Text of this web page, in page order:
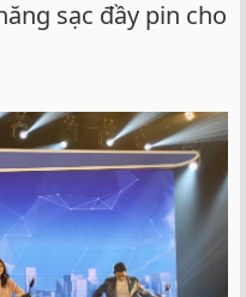
sạc đầy pin cho